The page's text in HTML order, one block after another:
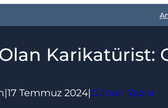
Karikatürist:
|17 Temmuz 2024|Günün Yazısı